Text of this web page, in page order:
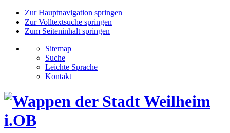
Zur Hauptnavigation springen
Zur Volltextsuche springen
Zum Seiteninhalt springen
Sitemap
Suche
Leichte Sprache
Kontakt